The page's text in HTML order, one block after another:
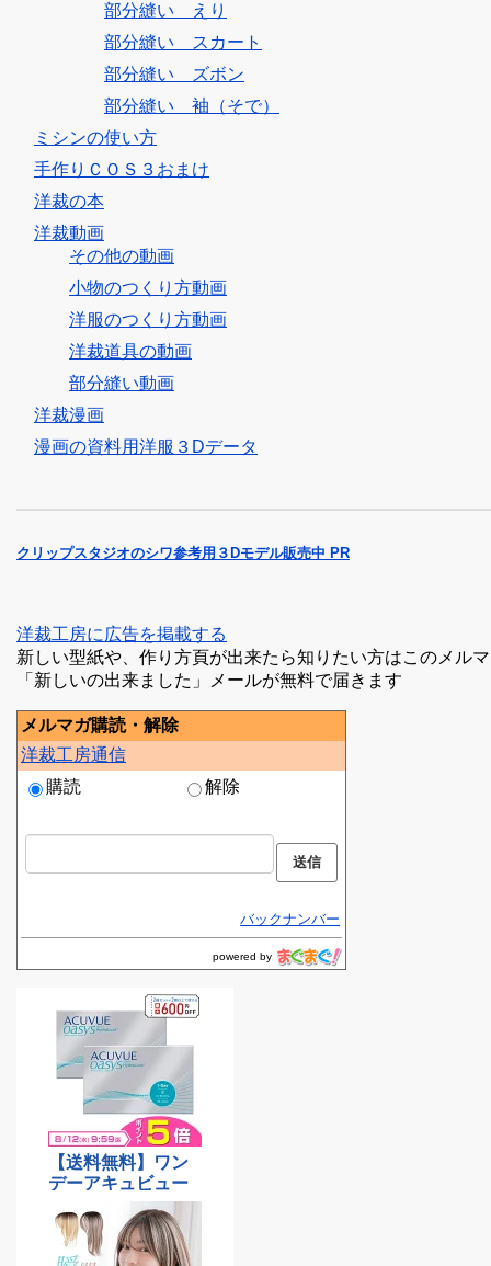
部分縫い えり
部分縫い スカート
部分縫い ズボン
部分縫い 袖（そで）
ミシンの使い方
手作りＣＯＳ３おまけ
洋裁の本
洋裁動画
その他の動画
小物のつくり方動画
洋服のつくり方動画
洋裁道具の動画
部分縫い動画
洋裁漫画
漫画の資料用洋服３Dデータ
クリップスタジオのシワ参考用３Dモデル販売中 PR
洋裁工房に広告を掲載する
新しい型紙や、作り方頁が出来たら知りたい方はこのメル
「新しいの出来ました」メールが無料で届きます
メルマガ購読・解除
洋裁工房通信
購読
解除
バックナンバー
powered by